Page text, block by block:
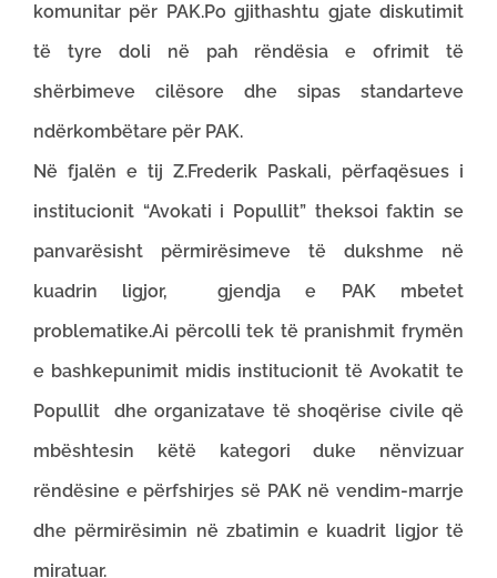
komunitar për PAK.Po gjithashtu gjate diskutimit
të tyre doli në pah rëndësia e ofrimit të
shërbimeve cilësore dhe sipas standarteve
ndërkombëtare për PAK.
Në fjalën e tij Z.Frederik Paskali, përfaqësues i
institucionit “Avokati i Popullit” theksoi faktin se
panvarësisht përmirësimeve të dukshme në
kuadrin ligjor, gjendja e PAK mbetet
problematike.Ai përcolli tek të pranishmit frymën
e bashkepunimit midis institucionit të Avokatit te
Popullit dhe organizatave të shoqërise civile që
mbështesin këtë kategori duke nënvizuar
rëndësine e përfshirjes së PAK në vendim-marrje
dhe përmirësimin në zbatimin e kuadrit ligjor të
miratuar.